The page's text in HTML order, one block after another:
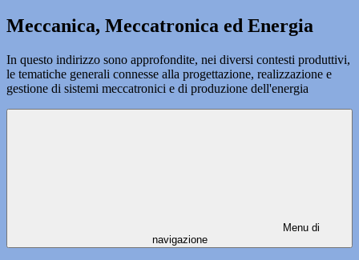
Meccanica, Meccatronica ed Energia
In questo indirizzo sono approfondite, nei diversi contesti produttivi,
le tematiche generali connesse alla progettazione, realizzazione e
gestione di sistemi meccatronici e di produzione dell'energia
Menu di
navigazione